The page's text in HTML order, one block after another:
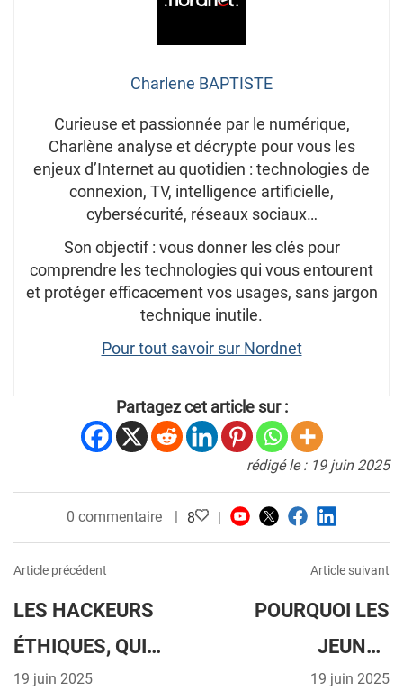
Charlene BAPTISTE
Curieuse et passionnée par le numérique,
Charlène analyse et décrypte pour vous les
enjeux d’Internet au quotidien : technologies de
connexion, TV, intelligence artificielle,
cybersécurité, réseaux sociaux…
Son objectif : vous donner les clés pour
comprendre les technologies qui vous entourent
et protéger efficacement vos usages, sans jargon
technique inutile.
Pour tout savoir sur Nordnet
Partagez cet article sur :
rédigé le : 19 juin 2025
0 commentaire 8
Article précédent
LES HACKEURS
ÉTHIQUES, QUI
SONT-ILS ET
19 juin 2025
Article suivant
POURQUOI LES
JEUNES
QUITTENT
19 juin 2025